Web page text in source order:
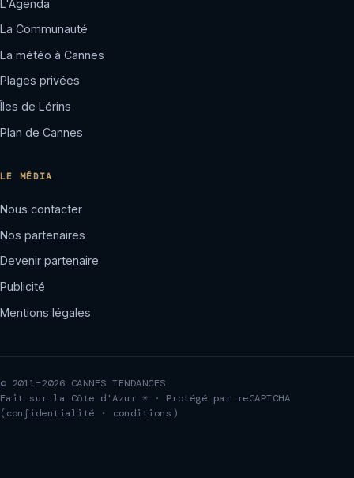
L'Agenda
La Communauté
La météo à Cannes
Plages privées
Îles de Lérins
Plan de Cannes
LE MÉDIA
Nous contacter
Nos partenaires
Devenir partenaire
Publicité
Mentions légales
© 2011–2026 CANNES TENDANCES
Fait sur la Côte d'Azur ☀ · Protégé par reCAPTCHA
( confidentialité · conditions )